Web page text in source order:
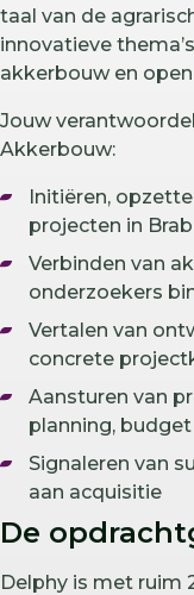
taal van de
innovatieve
akkerbouw en
Jouw
Akkerbouw:
Initiëren,
projecten in
Verbinden van
onderzoekers
Vertalen van
concrete
Aansturen van
planning,
Signaleren van
aan acquisitie
De
Delphy is met ruim